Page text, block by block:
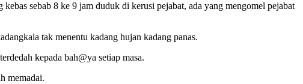
sebab 8 ke 9 jam duduk di kerusi pejabat, ada yang mengomel pejabat
tak menentu kadang hujan kadang panas.
kepada bah@ya setiap masa.
memadai.